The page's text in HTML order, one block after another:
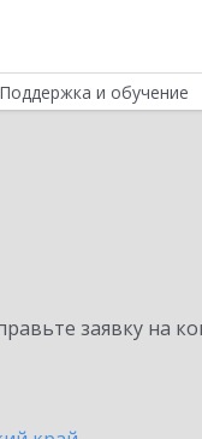
Поддержка и обучение
заявку на